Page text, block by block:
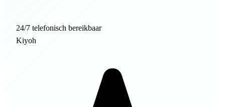
24/7 telefonisch bereikbaar
Kiyoh